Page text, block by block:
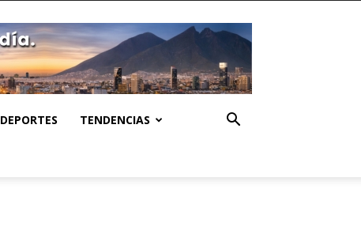
DEPORTES TENDENCIAS